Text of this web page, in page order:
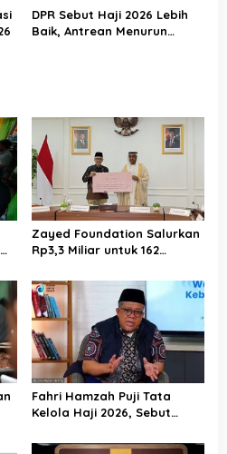
DPR Sebut Haji 2026 Lebih
Baik, Antrean Menurun
Zayed Foundation Salurkan
Rp3,3 Miliar untuk 162
Perkuat Kerja Sama Haji RI–
UEA
Fahri Hamzah Puji Tata
Kelola Haji 2026, Sebut
Naik Kelas